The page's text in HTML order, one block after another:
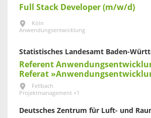
Full Stack Developer (m/w/d)
Köln
Anwendungsentwicklung
Statistisches Landesamt Baden-
Referent
Referat
Fellbach
Projektmanagement +1
Deutsches Zentrum für Luft- und